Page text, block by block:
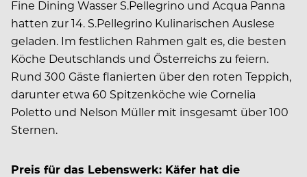
Fine Dining Wasser S.Pellegrino und Acqua Panna
hatten zur 14. S.Pellegrino Kulinarischen Auslese
geladen. Im festlichen Rahmen galt es, die besten
Köche Deutschlands und Österreichs zu feiern.
Rund 300 Gäste flanierten über den roten Teppich,
darunter etwa 60 Spitzenköche wie Cornelia
Poletto und Nelson Müller mit insgesamt über 100
Sternen.
Preis für das Lebenswerk: Käfer hat die